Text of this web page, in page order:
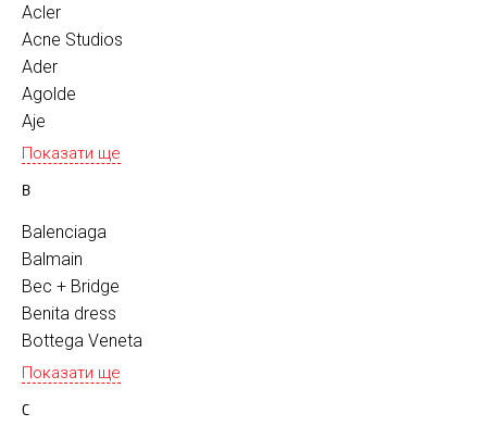
Acler
Acne Studios
Ader
Agolde
Aje
Показати ще
B
Balenciaga
Balmain
Bec + Bridge
Benita dress
Bottega Veneta
Показати ще
C